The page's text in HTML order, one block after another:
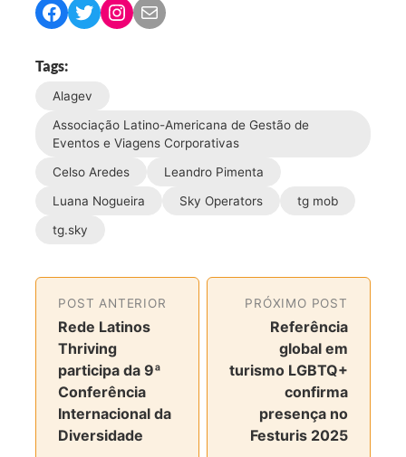
C
p
a
r
t
h
a
n
o
a
c
e
b
o
o
C
r
t
h
n
o
w
i
t
t
e
r
C
r
t
h
n
o
n
t
a
g
r
C
r
t
v
i
i
Tags:
Alagev
Associação Latino-Americana de Gestão de
Eventos e Viagens Corporativas
Celso Aredes
Leandro Pimenta
Luana Nogueira
Sky Operators
tg mob
tg.sky
POST ANTERIOR
Rede Latinos
Thriving
participa da 9ª
Conferência
Internacional da
Diversidade
PRÓXIMO POST
Referência
global em
turismo LGBTQ+
confirma
presença no
Festuris 2025